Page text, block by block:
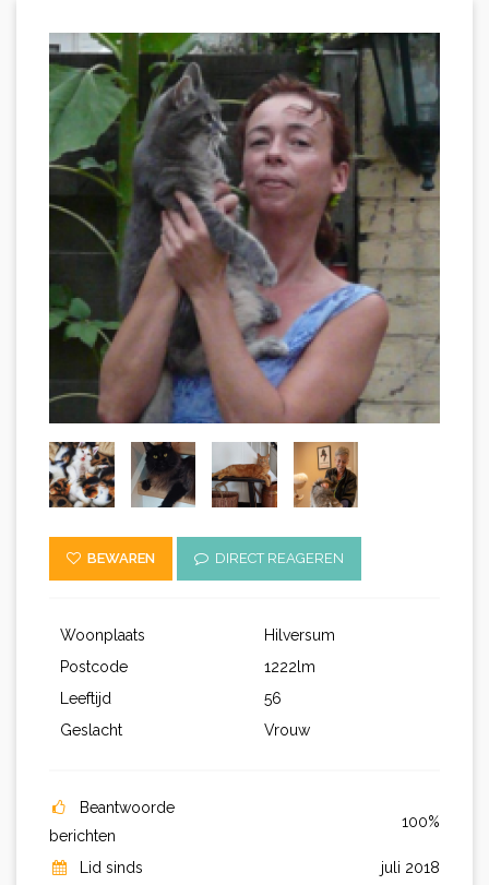
BEWAREN DIRECT REAGEREN
Woonplaats
Hilversum
Postcode
1222lm
Leeftijd
56
Geslacht
Vrouw
Beantwoorde
berichten
100%
Lid sinds juli 2018